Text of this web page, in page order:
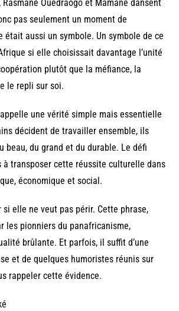
Ouédraogo et Mamane dansent
pas seulement un moment de
était aussi un symbole. Un symbole de ce
si elle choisissait davantage l’unité
plutôt que la méfiance, la
le repli sur soi.
une vérité simple mais essentielle
décident de travailler ensemble, ils
beau, du grand et du durable. Le défi
à transposer cette réussite culturelle dans
économique et social.
si elle ne veut pas périr. Cette phrase,
les pionniers du panafricanisme,
brûlante. Et parfois, il suffit d’une
et de quelques humoristes réunis sur
rappeler cette évidence.